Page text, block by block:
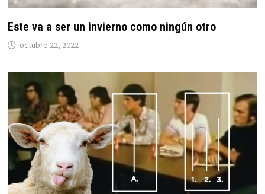
Este va a ser un invierno como ningún otro
octubre 22, 2022